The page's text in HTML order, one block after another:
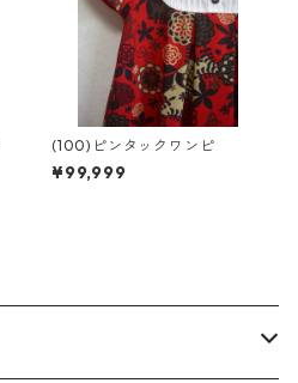
(100)ピンタックワンピ
¥99,999